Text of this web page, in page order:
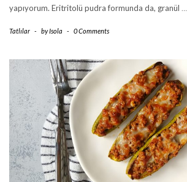
yapıyorum. Eritritolü pudra formunda da, granül …
Tatlılar - byIsola - 0 Comments